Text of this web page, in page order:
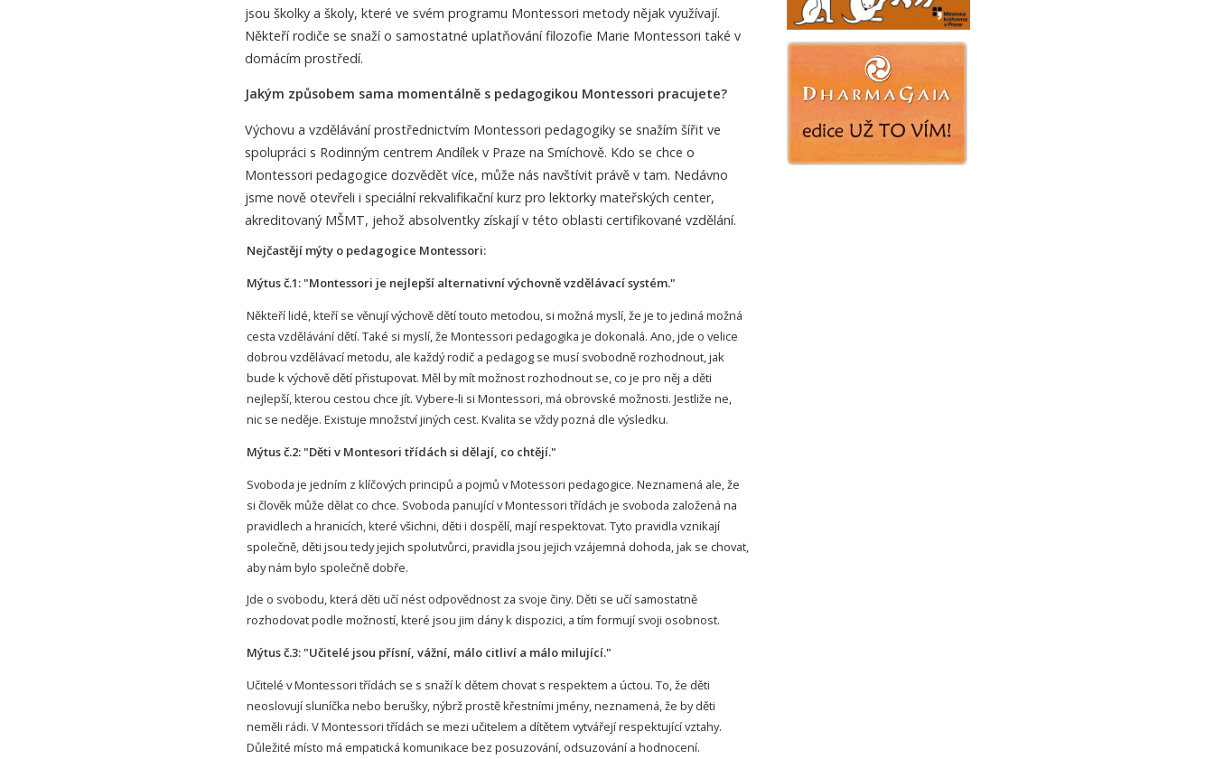
jsou školky a školy, které ve svém programu Montessori metody nějak využívají.
Někteří rodiče se snaží o samostatné uplatňování filozofie Marie Montessori také v
domácím prostředí.
Jakým způsobem sama momentálně s pedagogikou Montessori pracujete?
Výchovu a vzdělávání prostřednictvím Montessori pedagogiky se snažím šířit ve
spolupráci s Rodinným centrem Andílek v Praze na Smíchově. Kdo se chce o
Montessori pedagogice dozvědět více, může nás navštívit právě v tam. Nedávno
jsme nově otevřeli i speciální rekvalifikační kurz pro lektorky mateřských center,
akreditovaný MŠMT, jehož absolventky získají v této oblasti certifikované vzdělání.
Nejčastějí mýty o pedagogice Montessori:
Mýtus č.1: "Montessori je nejlepší alternativní výchovně vzdělávací systém."
Někteří lidé, kteří se věnují výchově dětí touto metodou, si možná myslí, že je to jediná možná
cesta vzdělávání dětí. Také si myslí, že Montessori pedagogika je dokonalá. Ano, jde o velice
dobrou vzdělávací metodu, ale každý rodič a pedagog se musí svobodně rozhodnout, jak
bude k výchově dětí přistupovat. Měl by mít možnost rozhodnout se, co je pro něj a děti
nejlepší, kterou cestou chce jít. Vybere-li si Montessori, má obrovské možnosti. Jestliže ne,
nic se neděje. Existuje množství jiných cest. Kvalita se vždy pozná dle výsledku.
Mýtus č.2: "Děti v Montesori třídách si dělají, co chtějí."
Svoboda je jedním z klíčových principů a pojmů v Motessori pedagogice. Neznamená ale, že
si člověk může dělat co chce. Svoboda panující v Montessori třídách je svoboda založená na
pravidlech a hranicích, které všichni, děti i dospělí, mají respektovat. Tyto pravidla vznikají
společně, děti jsou tedy jejich spolutvůrci, pravidla jsou jejich vzájemná dohoda, jak se chovat,
aby nám bylo společně dobře.
Jde o svobodu, která děti učí nést odpovědnost za svoje činy. Děti se učí samostatně
rozhodovat podle možností, které jsou jim dány k dispozici, a tím formují svoji osobnost.
Mýtus č.3: "Učitelé jsou přísní, vážní, málo citliví a málo milující."
Učitelé v Montessori třídách se s snaží k dětem chovat s respektem a úctou. To, že děti
neoslovují sluníčka nebo berušky, nýbrž prostě křestními jmény, neznamená, že by děti
neměli rádi. V Montessori třídách se mezi učitelem a dítětem vytvářejí respektující vztahy.
Důležité místo má empatická komunikace bez posuzování, odsuzování a hodnocení.